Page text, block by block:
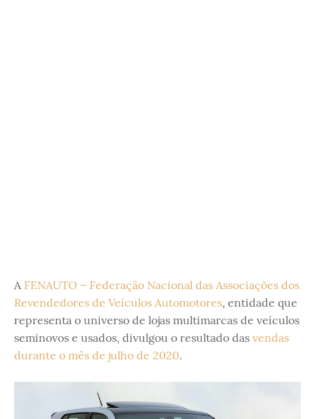
A FENAUTO – Federação Nacional das Associações dos
Revendedores de Veículos Automotores, entidade que
representa o universo de lojas multimarcas de veículos
seminovos e usados, divulgou o resultado das vendas
durante o mês de julho de 2020.